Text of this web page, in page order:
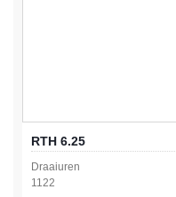
RTH 6.25
Draaiuren
1122